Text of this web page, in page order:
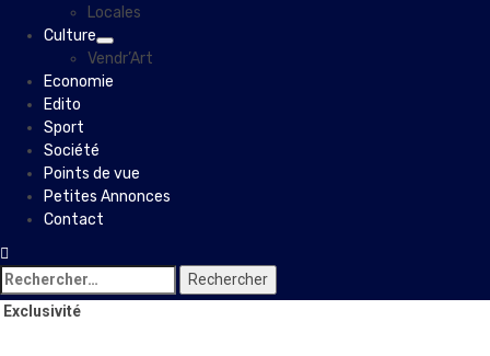
Locales
Culture
Vendr’Art
Economie
Edito
Sport
Société
Points de vue
Petites Annonces
Contact
Rechercher :
Exclusivité